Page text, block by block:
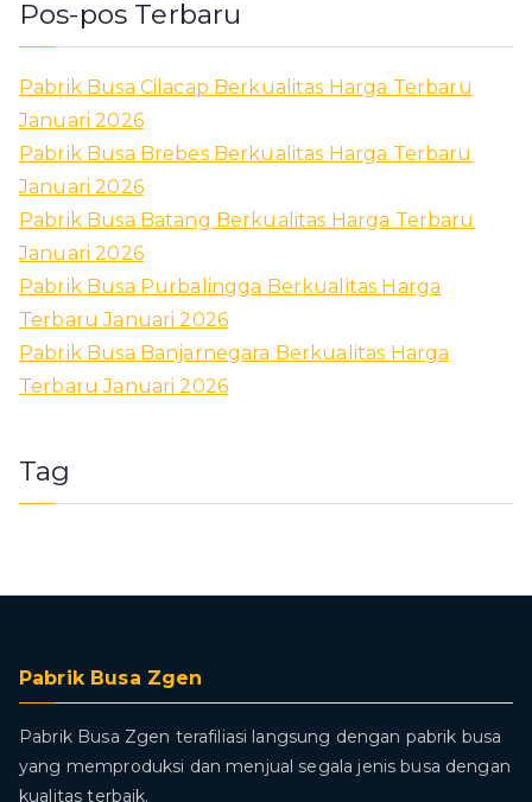
Pos-pos Terbaru
Pabrik Busa Cilacap Berkualitas Harga Terbaru
Januari 2026
Pabrik Busa Brebes Berkualitas Harga Terbaru
Januari 2026
Pabrik Busa Batang Berkualitas Harga Terbaru
Januari 2026
Pabrik Busa Purbalingga Berkualitas Harga
Terbaru Januari 2026
Pabrik Busa Banjarnegara Berkualitas Harga
Terbaru Januari 2026
Tag
Pabrik Busa Zgen
Pabrik Busa Zgen terafiliasi langsung dengan pabrik busa
yang memproduksi dan menjual segala jenis busa dengan
kualitas terbaik.